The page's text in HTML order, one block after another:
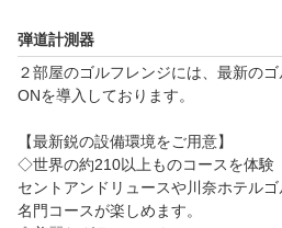
1日(月) 23:59
■クーポン進呈日　：2026年9月中旬頃
■進呈内容：楽天GORA店 Supported
分クーポン（最低購入金額条件なし）
弾道計測器
２部屋のゴルフレンジには、最新の
ONを導入しております。
【最新鋭の設備環境をご用意】
◇世界の約210以上ものコースを体験
セントアンドリュースや川奈ホテル
名門コースが楽しめます。